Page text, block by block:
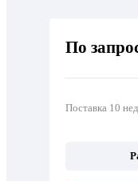
По
Поставка 10